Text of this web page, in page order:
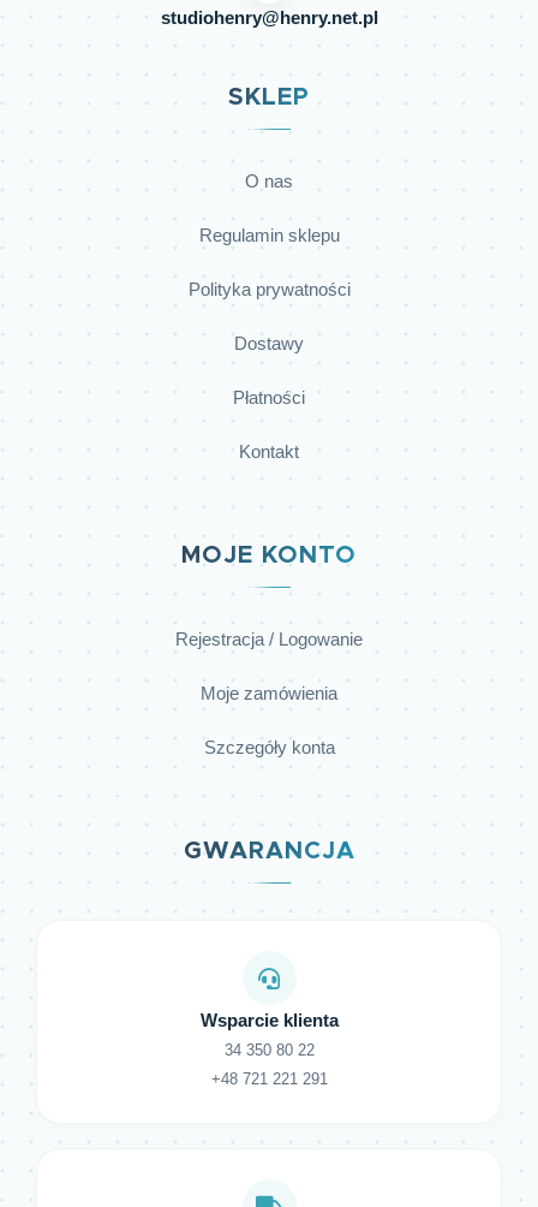
studiohenry@henry.net.pl
SKLEP
O nas
Regulamin sklepu
Polityka prywatności
Dostawy
Płatności
Kontakt
MOJE KONTO
Rejestracja / Logowanie
Moje zamówienia
Szczegóły konta
GWARANCJA
Wsparcie klienta
34 350 80 22
+48 721 221 291